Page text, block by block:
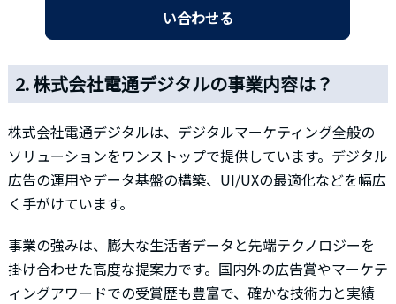
い合わせる
2. 株式会社電通デジタルの事業内容は？
株式会社電通デジタルは、デジタルマーケティング全般の
ソリューションをワンストップで提供しています。デジタル
広告の運用やデータ基盤の構築、UI/UXの最適化などを幅広
く手がけています。
事業の強みは、膨大な生活者データと先端テクノロジーを
掛け合わせた高度な提案力です。国内外の広告賞やマーケテ
ィングアワードでの受賞歴も豊富で、確かな技術力と実績